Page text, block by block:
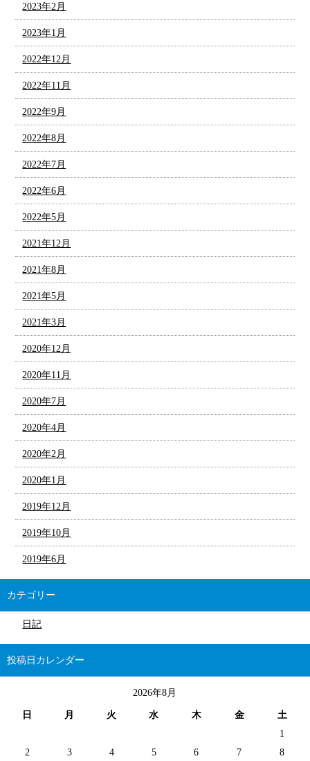
2023年2月
2023年1月
2022年12月
2022年11月
2022年9月
2022年8月
2022年7月
2022年6月
2022年5月
2021年12月
2021年8月
2021年5月
2021年3月
2020年12月
2020年11月
2020年7月
2020年4月
2020年2月
2020年1月
2019年12月
2019年10月
2019年6月
カテゴリー
日記
投稿日カレンダー
2026年8月
日 月 火 水 木 金
土
1
2
3 4 5 6 7 8